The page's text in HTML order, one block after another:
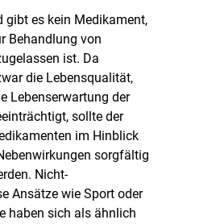
gibt es kein Medikament,
Behandlung von
ist. Da
die Lebensqualität,
Lebenserwartung der
sollte der
im Hinblick
sorgfältig
Nicht-
Ansätze wie Sport oder
haben sich als ähnlich